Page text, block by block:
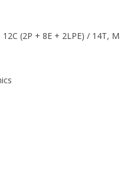
(2P + 8E + 2LPE) / 14T,